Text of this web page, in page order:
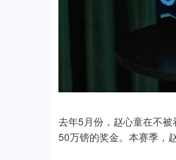
去年5月份，赵心童在不
50万镑的奖金。本赛季，